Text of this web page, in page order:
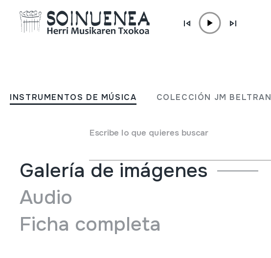
INSTRUMENTOS DE MÚSICA COLECCIÓN JM BELTRAN
Escribe lo que quieres buscar
NYCKELHARPA
Tipo de Instrumento de música Cordófonos ->Friccionados
Galería de imágenes
Audio
Ficha completa